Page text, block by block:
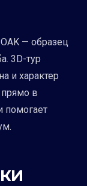
— образец
3D-тур
и характер
в
помогает